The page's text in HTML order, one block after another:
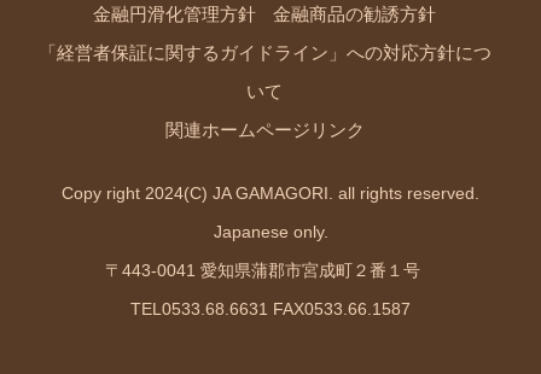
金融円滑化管理方針 金融商品の勧誘方針
「経営者保証に関するガイドライン」への対応方針につ
いて
関連ホームページリンク
Copy right 2024(C) JA GAMAGORI. all rights reserved.
Japanese only.
〒443-0041 愛知県蒲郡市宮成町２番１号
TEL0533.68.6631 FAX0533.66.1587